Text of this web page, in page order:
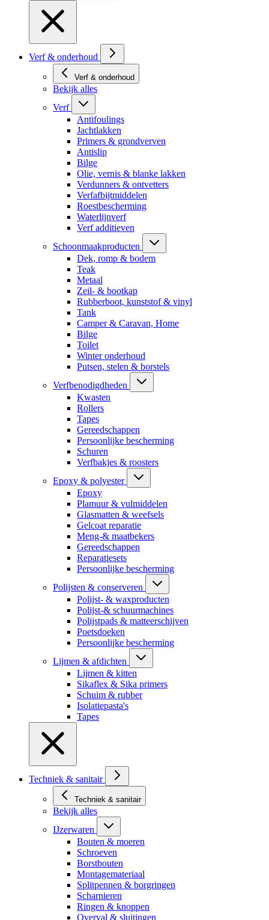
Verf & onderhoud
Verf & onderhoud
Bekijk alles
Verf
Antifoulings
Jachtlakken
Primers & grondverven
Antislip
Bilge
Olie, vernis & blanke lakken
Verdunners & ontvetters
Verfafbijtmiddelen
Roestbescherming
Waterlijnverf
Verf additieven
Schoonmaakproducten
Dek, romp & bodem
Teak
Metaal
Zeil- & bootkap
Rubberboot, kunststof & vinyl
Tank
Camper & Caravan, Home
Bilge
Toilet
Winter onderhoud
Putsen, stelen & borstels
Verfbenodigdheden
Kwasten
Rollers
Tapes
Gereedschappen
Persoonlijke bescherming
Schuren
Verfbakjes & roosters
Epoxy & polyester
Epoxy
Plamuur & vulmiddelen
Glasmatten & weefsels
Gelcoat reparatie
Meng-& maatbekers
Gereedschappen
Reparatiesets
Persoonlijke bescherming
Polijsten & conserveren
Polijst- & waxproducten
Polijst-& schuurmachines
Polijstpads & matteerschijven
Poetsdoeken
Persoonlijke bescherming
Lijmen & afdichten
Lijmen & kitten
Sikaflex & Sika primers
Schuim & rubber
Isolatiepasta's
Tapes
Techniek & sanitair
Techniek & sanitair
Bekijk alles
IJzerwaren
Bouten & moeren
Schroeven
Borstbouten
Montagemateriaal
Splitpennen & borgringen
Scharnieren
Ringen & knoppen
Overval & sluitingen